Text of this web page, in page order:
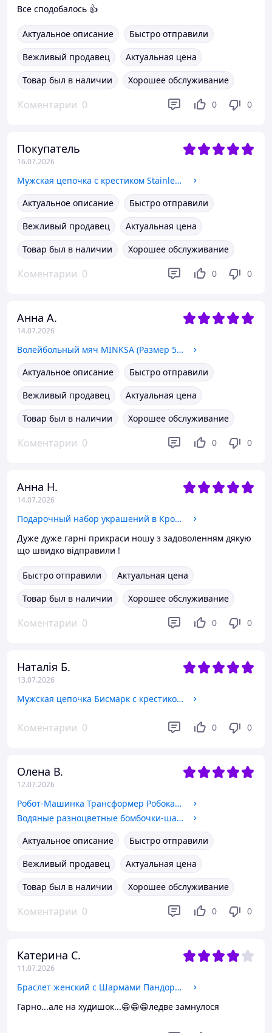
Все сподобалось 👍
Актуальное описание
Быстро отправили
Вежливый продавец
Актуальная цена
Товар был в наличии
Хорошее обслуживание
Коментарии 0 0 0
Покупатель
16.07.2026
Мужская цепочка с крестиком Stainless Steel 6 мм, 55, 60, 65 см + Крестик 6см (Цвет Серебряный 925п) 72-002 55
Актуальное описание
Быстро отправили
Вежливый продавец
Актуальная цена
Товар был в наличии
Хорошее обслуживание
Коментарии 0 0 0
Анна А.
14.07.2026
Волейбольный мяч MINKSA (Размер 5) PU клейка без швов Сине-белый WILDSUN 32-144
Актуальное описание
Быстро отправили
Вежливый продавец
Актуальная цена
Товар был в наличии
Хорошее обслуживание
Коментарии 0 0 0
Анна Н.
14.07.2026
Подарочный набор украшений в Кробке GONCHAR&CO. Black "Клевер" серьги, подвеска, кольцо, браслет, часы, медзолото
Дуже дуже гарні прикраси ношу з задоволенням дякую
що швидко відправили !
Быстро отправили
Актуальная цена
Товар был в наличии
Хорошее обслуживание
Коментарии 0 0 0
Наталія Б.
13.07.2026
Мужская цепочка Бисмарк с крестиком Распятие покрытие серебро 4 мм 50 60 см ювелирный сплав 60
Коментарии 0 0 0
Олена В.
12.07.2026
Робот-Машинка Трансформер Робокар Поли Хели ( Robocar POLI ) 83166--3
Водяные разноцветные бомбочки-шарики Счастливые воздушные шарики Happy Baby Balloons 37 шт
Актуальное описание
Быстро отправили
Вежливый продавец
Актуальная цена
Товар был в наличии
Хорошее обслуживание
Коментарии 0 0 0
Катерина С.
11.07.2026
Браслет женский с Шармами Пандора Xuping 14-17см запястье (18к цвет золота 585п) 50-00418к цвет золота 585п 72-005
Гарно...але на худишок...😁😁😁ледве замнулося